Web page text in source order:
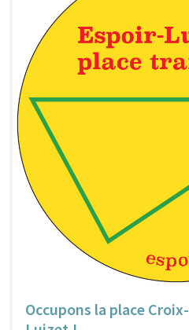
Occupons la place Croix-